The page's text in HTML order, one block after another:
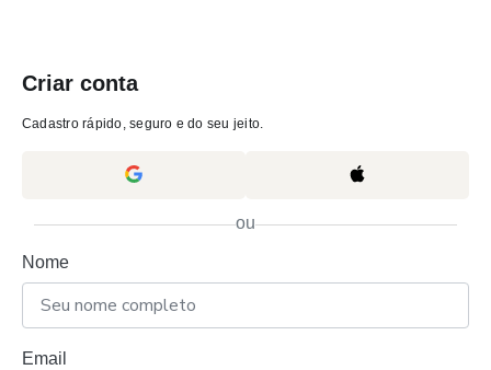
Criar conta
Cadastro rápido, seguro e do seu jeito.
ou
Nome
Email